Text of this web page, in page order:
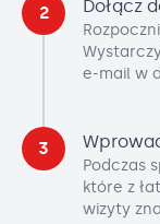
2 Dołącz
e-mail w
3
Podczas
które z
wizyty